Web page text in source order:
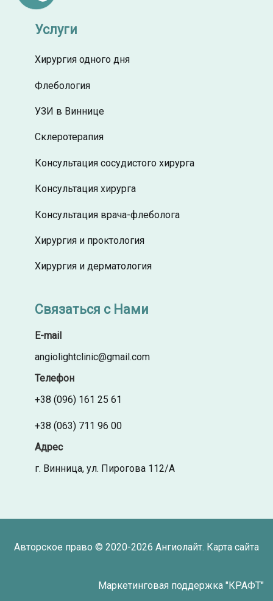
Услуги
Хирургия одного дня
Флебология
УЗИ в Виннице
Склеротерапия
Консультация сосудистого хирурга
Консультация хирурга
Консультация врача-флеболога
Хирургия и проктология
Хирургия и дерматология
Связаться с Нами
E-mail
angiolightclinic@gmail.com
Телефон
+38 (096) 161 25 61
+38 (063) 711 96 00
Адрес
г. Винница, ул. Пирогова 112/А
Авторское право © 2020-2026 Ангиолайт. Карта сайта
Маркетинговая поддержка "КРАФТ"